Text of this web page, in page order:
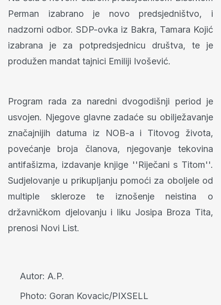
Perman izabrano je novo predsjedništvo, i
nadzorni odbor. SDP-ovka iz Bakra, Tamara Kojić
izabrana je za potpredsjednicu društva, te je
produžen mandat tajnici Emiliji Ivošević.
Program rada za naredni dvogodišnji period je
usvojen. Njegove glavne zadaće su obilježavanje
značajnijih datuma iz NOB-a i Titovog života,
povećanje broja članova, njegovanje tekovina
antifašizma, izdavanje knjige ''Riječani s Titom''.
Sudjelovanje u prikupljanju pomoći za oboljele od
multiple skleroze te iznošenje neistina o
državničkom djelovanju i liku Josipa Broza Tita,
prenosi Novi List.
Autor: A.P.
Photo: Goran Kovacic/PIXSELL